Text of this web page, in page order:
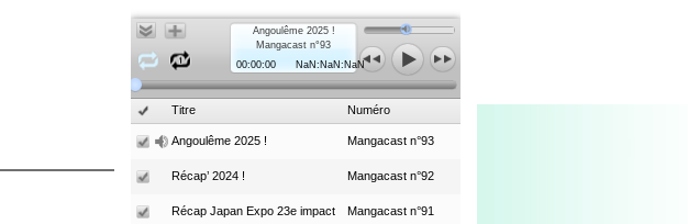
Angoulême 2025 !
Mangacast n°93
00:00:00
NaN:NaN:NaN
Titre Numéro
Angoulême 2025 ! Mangacast n°93
Récap’ 2024 ! Mangacast n°92
Récap Japan Expo 23e impact Mangacast n°91